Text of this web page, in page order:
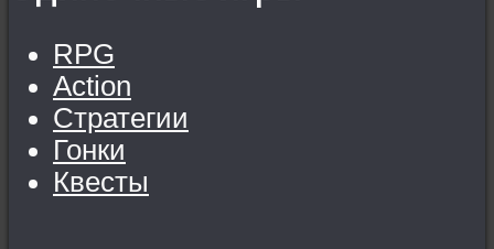
RPG
Action
Стратегии
Гонки
Квесты